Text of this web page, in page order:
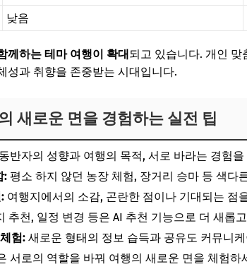
낮음
께하는 테마 여행이 확대되고 있습니다. 개인
성과 취향을 존중받는 시대입니다.
새로운 면을 경험하는 실전 팁
동반자의 성향과 여행의 목적, 서로 바라는 경험
: 평소 하지 않던 농장 체험, 장거리 승마 등 색다
여행지에서의 소감, 곤란한 점이나 기대되는 점
추천, 일정 변경 등은 AI 추천 기능으로 더 새롭
험: 새로운 형태의 정보 습득과 공유도 커뮤니
서로의 역할을 바꿔 여행의 새로운 면을 체험하